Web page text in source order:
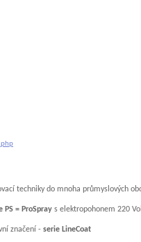
techniky do mnoha průmyslových
PS = ProSpray s elektropohonem 220
značení - serie LineCoat